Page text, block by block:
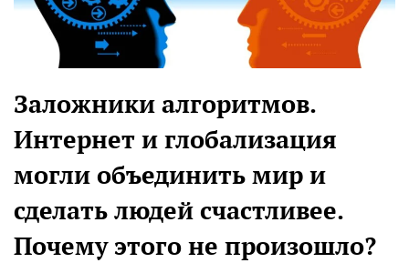
Заложники алгоритмов.
Интернет и глобализация
могли объединить мир и
сделать людей счастливее.
Почему этого не произошло?